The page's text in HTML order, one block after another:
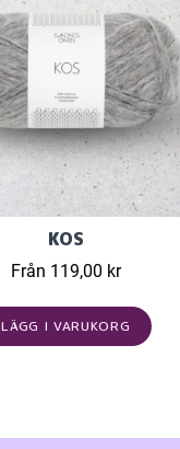
KOS
Från 119,00 kr
LÄGG I VARUKORG